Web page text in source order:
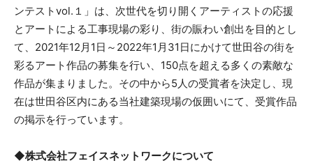
ンテストvol.１」は、次世代を切り開くアーティストの応援
とアートによる工事現場の彩り、街の賑わい創出を目的とし
て、2021年12月1日～2022年1月31日にかけて世田谷の街を
彩るアート作品の募集を行い、150点を超える多くの素敵な
作品が集まりました。その中から5人の受賞者を決定し、現
在は世田谷区内にある当社建築現場の仮囲いにて、受賞作品
の掲示を行っています。
◆株式会社フェイスネットワークについて